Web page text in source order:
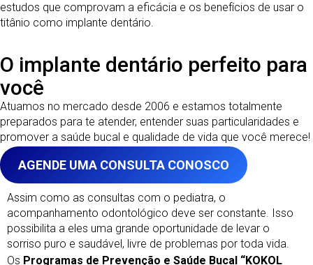
estudos que comprovam a eficácia e os benefícios de usar o
titânio como implante dentário.
O implante dentário perfeito para
você
Atuamos no mercado desde 2006 e estamos totalmente
preparados para te atender, entender suas particularidades e
promover a saúde bucal e qualidade de vida que você merece!
AGENDE UMA CONSULTA CONOSCO
Assim como as consultas com o pediatra, o
acompanhamento odontológico deve ser constante. Isso
possibilita a eles uma grande oportunidade de levar o
sorriso puro e saudável, livre de problemas por toda vida.
Os Programas de Prevenção e Saúde Bucal “KOKOL